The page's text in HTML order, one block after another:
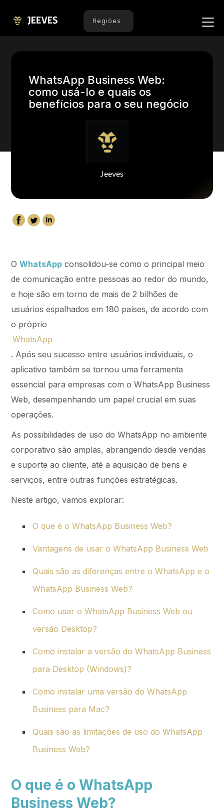
Regiões
WhatsApp Business Web:
como usá-lo e quais os
benefícios para o seu negócio
Jeeves
OWhatsApp consolidou-se como o principal meio
de comunicação entre pessoas ao redor do mundo,
e hoje são em torno de mais de 2 bilhões de
usuários espalhados em 180 países, de acordo com
o próprio
WhatsApp
. Após seu sucesso entre usuários individuais, o
aplicativo também se tornou uma ferramenta
essencial para empresas com o WhatsApp Business
Web, desempenhando um papel crucial em suas
operações.
As possibilidades de uso do WhatsApp no ambiente
corporativo são amplas, abrangendo desde vendas
e suporte ao cliente, até a aquisição de bens e
serviços, entre outras funções estratégicas.
Neste artigo, vamos explorar:
O que é o WhatsApp Business Web?
Vantagens de usar o WhatsApp Business Web
Quais são as diferenças entre o WhatsApp e o
WhatsApp Business Web?
Como usar o WhatsApp Business Web ou
versão Desktop?
Como instalar a versão do WhatsApp Business
para Desktop (Windows)?
Como instalar uma versão do WhatsApp
Business para Mac?
Quais são as limitações de uso do WhatsApp
Business Web?
O que é o WhatsApp
Business Web?